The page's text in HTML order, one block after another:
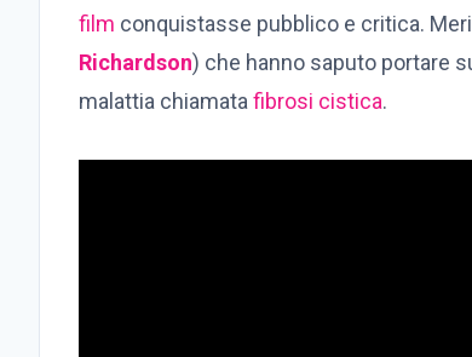
film conquistasse pubblico e critica.
Richardson) che hanno saputo portare
malattia chiamatafibrosi cistica.